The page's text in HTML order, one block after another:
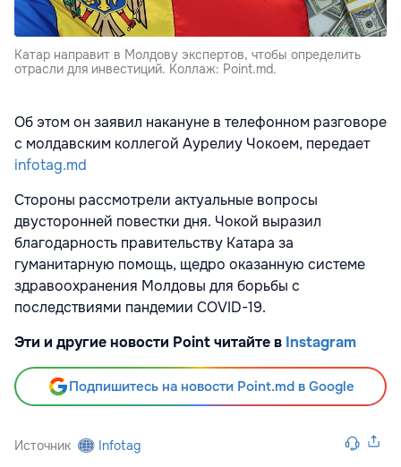
Катар направит в Молдову экспертов, чтобы определить
отрасли для инвестиций. Коллаж: Point.md.
Об этом он заявил накануне в телефонном разговоре
с молдавским коллегой Аурелиу Чокоем, передает
infotag.md
Стороны рассмотрели актуальные вопросы
двусторонней повестки дня. Чокой выразил
благодарность правительству Катара за
гуманитарную помощь, щедро оказанную системе
здравоохранения Молдовы для борьбы с
последствиями пандемии COVID-19.
Эти и другие новости Point читайте в Instagram
Подпишитесь на новости Point.md в Google
Источник Infotag